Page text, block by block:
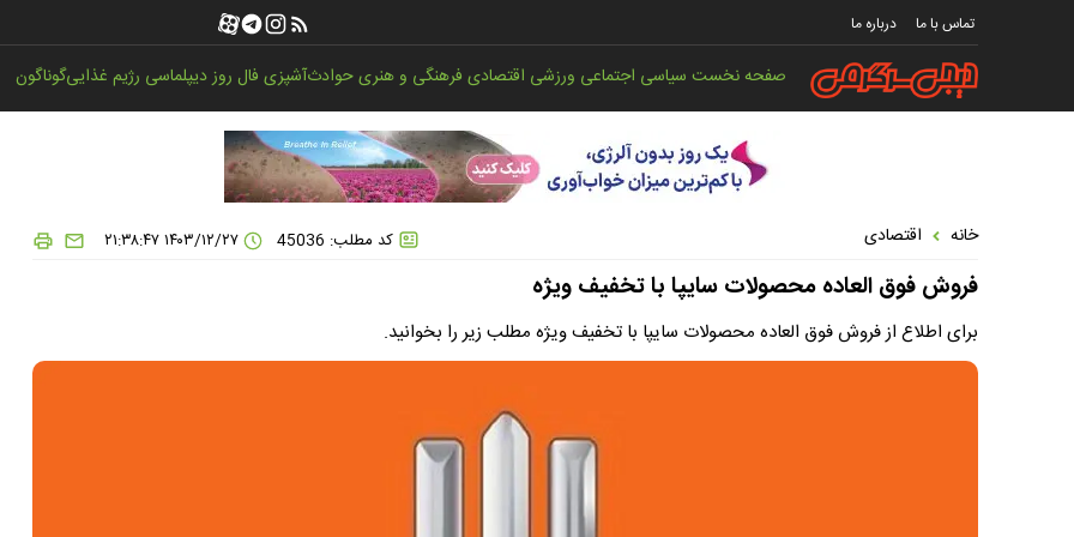
تماس با ما درباره ما
صفحه نخستسیاسی اجتماعی ورزشی اقتصادیفرهنگی و هنریحوادثآشپزیفال روزدیپلماسی رژیم غذاییگوناگون
خانه اقتصادی کد مطلب: 45036 ۱۴۰۳/۱۲/۲۷ ۲۱:۳۸:۴۷
فروش فوق العاده محصولات سایپا با تخفیف ویژه
برای اطلاع از فروش فوق العاده محصولات سایپا با تخفیف ویژه مطلب زیر را بخوانید.